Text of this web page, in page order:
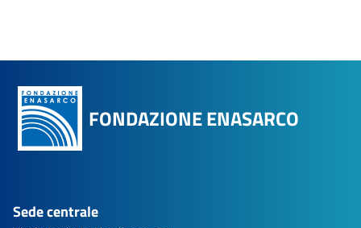
FONDAZIONE ENASARCO
Sede centrale